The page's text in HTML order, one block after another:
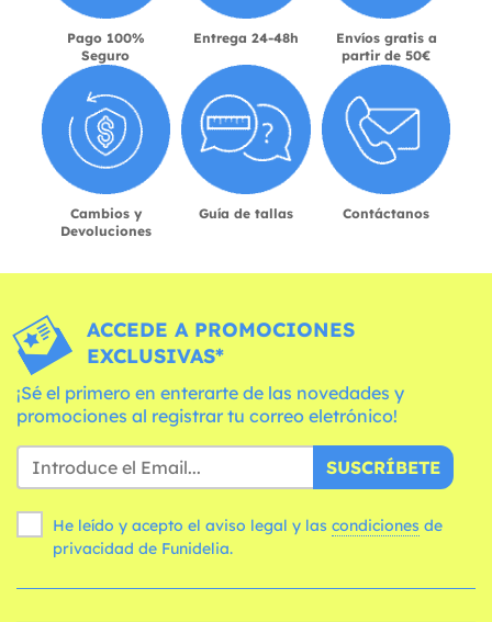
Pago 100%
Seguro
Entrega 24-48h
Envíos gratis a
partir de 50€
Cambios y
Devoluciones
Guía de tallas Contáctanos
ACCEDE A PROMOCIONES
EXCLUSIVAS*
¡Sé el primero en enterarte de las novedades y
promociones al registrar tu correo eletrónico!
SUSCRÍBETE
He leído y acepto el aviso legal y las condiciones
privacidad de Funidelia.